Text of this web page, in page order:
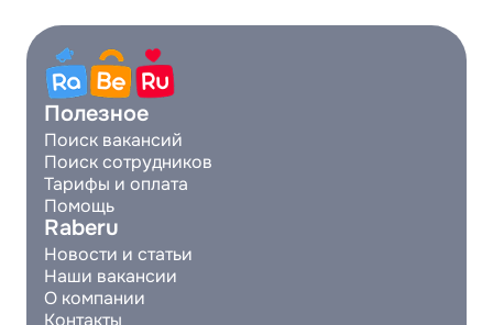
Полезное
Поиск вакансий
Поиск сотрудников
Тарифы и оплата
Помощь
Raberu
Новости и статьи
Наши вакансии
О компании
Контакты